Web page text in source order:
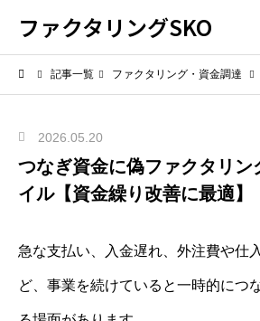
ファクタリングSKO
記事一覧 ファクタリング・資金調達
2026.05.20
つなぎ資金に偽ファクタリン
イル【資金繰り改善に最適】
急な支払い、入金遅れ、外注費や仕
ど、事業を続けていると一時的につ